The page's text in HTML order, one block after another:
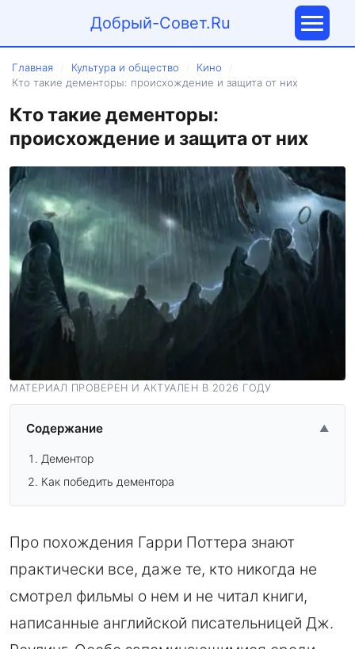
Добрый-Совет.Ru
Главная Культура и общество Кино
Кто такие дементоры: происхождение и защита от них
Кто такие дементоры:
происхождение и защита от них
МАТЕРИАЛ ПРОВЕРЕН И АКТУАЛЕН В 2026 ГОДУ
Содержание ▲
Дементор
Как победить дементора
Про похождения Гарри Поттера знают
практически все, даже те, кто никогда не
смотрел фильмы о нем и не читал книги,
написанные английской писательницей Дж.